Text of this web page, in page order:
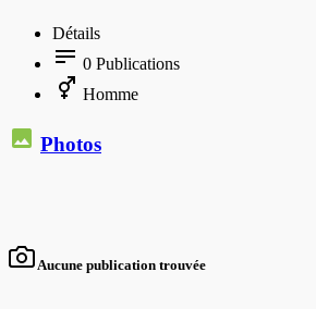
Détails
0 Publications
Homme
Photos
Aucune publication trouvée